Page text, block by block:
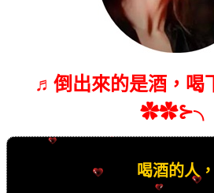
♬倒出來的是酒，喝
✿✿⊱╮
喝酒的人，